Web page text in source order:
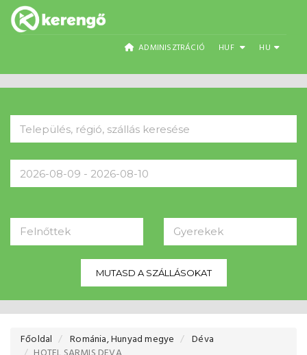
ADMINISZTRÁCIÓ HUF HU
Felnőttek Gyerekek
MUTASD A SZÁLLÁSOKAT
Főoldal Románia, Hunyad megye
Déva